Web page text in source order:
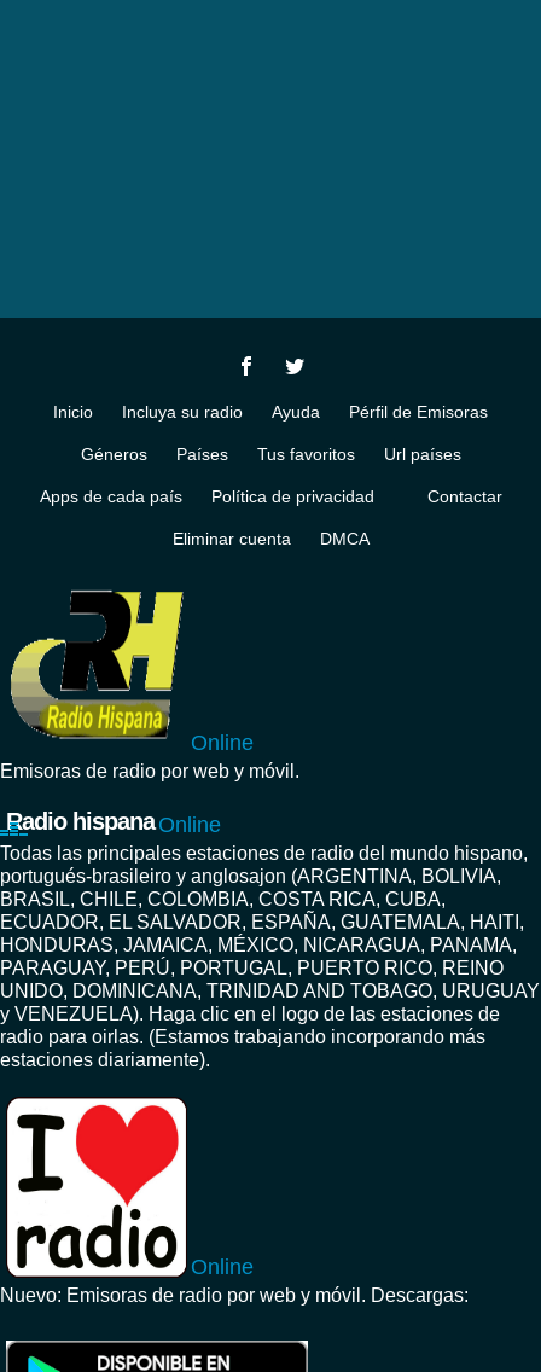
Inicio Incluya su radio Ayuda Pérfil de Emisoras
Géneros Países Tus favoritos Url países
Apps de cada país Política de privacidad Contactar
Eliminar cuenta DMCA
Online
Emisoras de radio por web y móvil.
Radio hispana Online
Todas las principales estaciones de radio del mundo hispano,
portugués-brasileiro y anglosajon (ARGENTINA, BOLIVIA,
BRASIL, CHILE, COLOMBIA, COSTA RICA, CUBA,
ECUADOR, EL SALVADOR, ESPAÑA, GUATEMALA, HAITI,
HONDURAS, JAMAICA, MÉXICO, NICARAGUA, PANAMA,
PARAGUAY, PERÚ, PORTUGAL, PUERTO RICO, REINO
UNIDO, DOMINICANA, TRINIDAD AND TOBAGO, URUGUAY
y VENEZUELA). Haga clic en el logo de las estaciones de
radio para oirlas. (Estamos trabajando incorporando más
estaciones diariamente).
Online
Nuevo: Emisoras de radio por web y móvil. Descargas: